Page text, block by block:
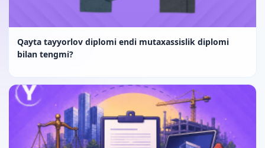
Qayta tayyorlov diplomi endi mutaxassislik diplomi
bilan tengmi?